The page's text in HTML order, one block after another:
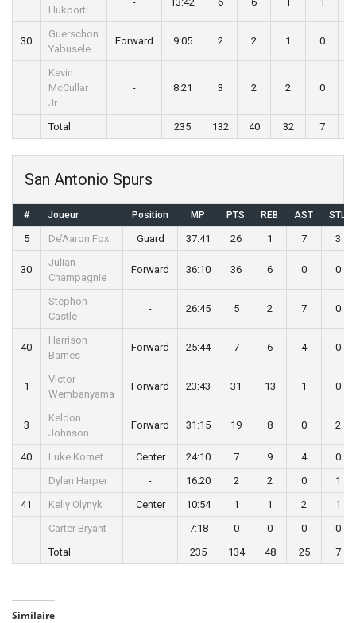
Hukporti
30
Guerschon
Yabusele
Forward 9:05 2 2 1 0
Kevin
McCullar
Jr.
- 8:21 3 2 2 0
Total 235 132 40 32 7
San Antonio Spurs
# Joueur Position MP PTS REB AST STL
5 De’Aaron Fox Guard 37:41 26 1 7 3
30
Julian
Champagnie
Forward 36:10 36 6 0 0
Stephon
Castle
- 26:45 5 2 7 0
40
Harrison
Barnes
Forward 25:44 7 6 4 0
1
Victor
Wembanyama
Forward 23:43 31 13 1 0
3
Keldon
Johnson
Forward 31:15 19 8 0 2
40 Luke Kornet Center 24:10 7 9 4
0
Dylan Harper
- 16:20 2 2 0
1
41
Kelly Olynyk Center 10:54 1 1 2
1
Carter Bryant
- 7:18 0 0 0
0
Total
235 134 48 25 7
Similaire